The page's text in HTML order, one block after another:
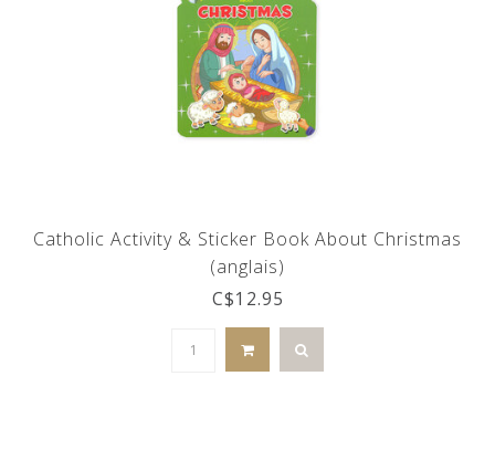
Catholic Activity & Sticker Book About Christmas
(anglais)
C$12.95